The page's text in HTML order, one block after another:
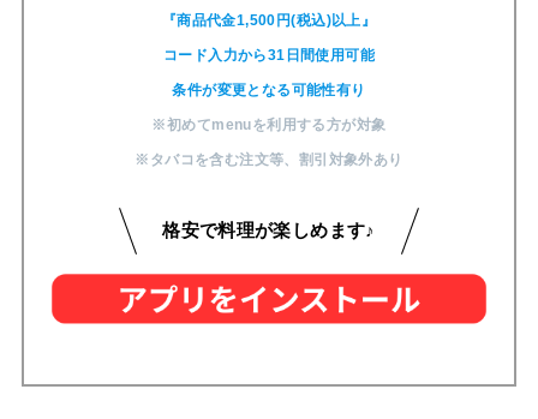
『商品代金1,500円(税込)以上』
コード入力から31日間使用可能
条件が変更となる可能性有り
※初めてmenuを利用する方が対象
※タバコを含む注文等 割引対象外あり
格安で料理が楽しめます♪